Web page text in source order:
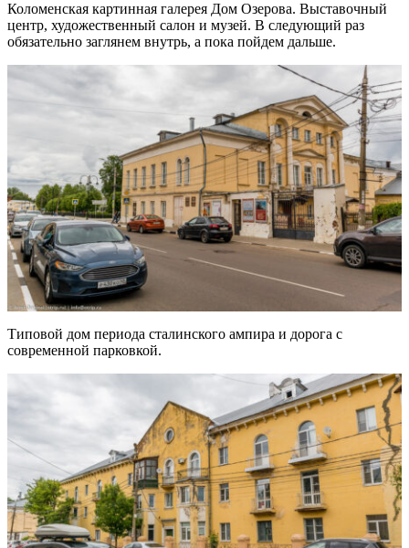
Коломенская картинная галерея Дом Озерова. Выставочный
центр, художественный салон и музей. В следующий раз
обязательно заглянем внутрь, а пока пойдем дальше.
Типовой дом периода сталинского ампира и дорога с
современной парковкой.